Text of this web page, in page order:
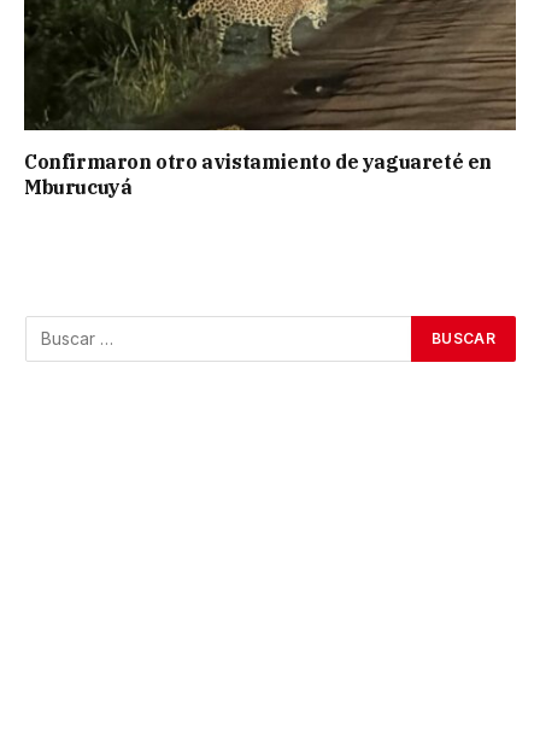
Confirmaron otro avistamiento de yaguareté en
Mburucuyá